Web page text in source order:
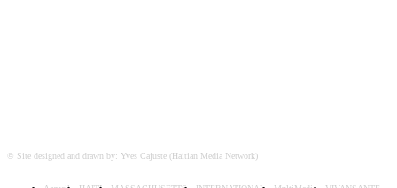
© Site designed and drawn by: Yves Cajuste (Haitian Media Network)